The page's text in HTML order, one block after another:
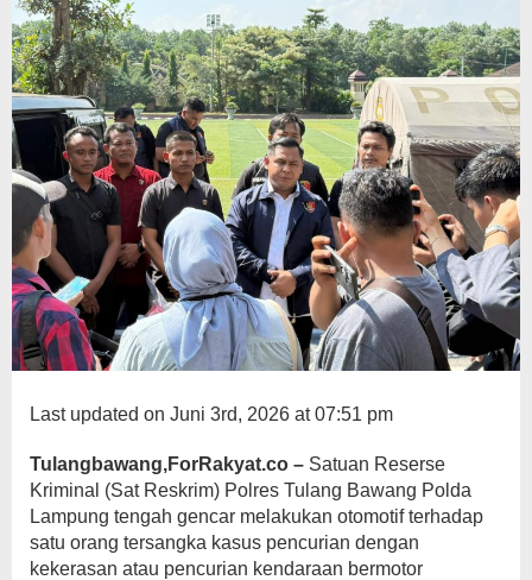
Last updated on Juni 3rd, 2026 at 07:51 pm
Tulangbawang,ForRakyat.co – Satuan Reserse
Kriminal (Sat Reskrim) Polres Tulang Bawang Polda
Lampung tengah gencar melakukan otomotif terhadap
satu orang tersangka kasus pencurian dengan
kekerasan atau pencurian kendaraan bermotor